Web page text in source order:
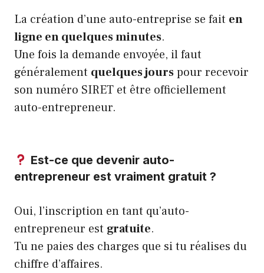
La création d’une auto-entreprise se fait en
ligne en quelques minutes.
Une fois la demande envoyée, il faut
généralement quelques jourspour recevoir
son numéro SIRET et être officiellement
auto-entrepreneur.
Est-ce que devenir auto-
entrepreneur est vraiment gratuit ?
Oui, l’inscription en tant qu’auto-
entrepreneur est gratuite.
Tu ne paies des charges que si tu réalises du
chiffre d’affaires.